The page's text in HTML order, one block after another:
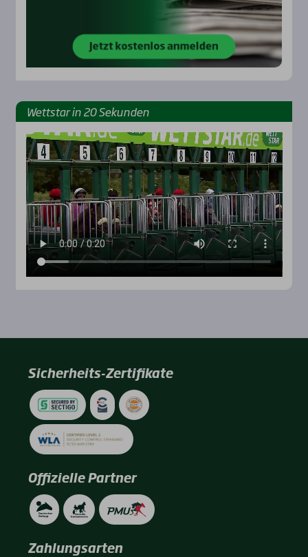
Wett­star in 20 Sekun­den
Sicherheits-Zertifikate
Offizielle Partner
Zahlungsarten